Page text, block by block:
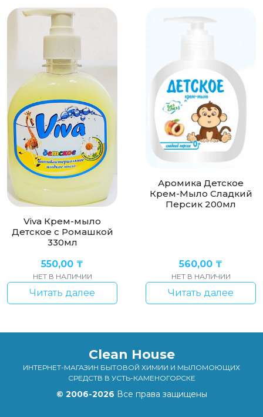
Viva Крем-мыло
Детское с Ромашкой
330мл
550,00 ₸
НЕТ В НАЛИЧИИ
Читать далее
Аромика Детское
Крем-Мыло Сладкий
Персик 200мл
560,00 ₸
НЕТ В НАЛИЧИИ
Читать далее
Clean House
ИНТЕРНЕТ-МАГАЗИН БЫТОВОЙ ХИМИИ И МЫЛОМОЮЩИХ
СРЕДСТВ В УСТЬ-КАМЕНОГОРСКЕ
© 2006-2026 Все права защищены